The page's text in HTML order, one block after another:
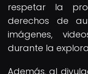
respetar la
derechos de
imágenes,
durante la
Además, al